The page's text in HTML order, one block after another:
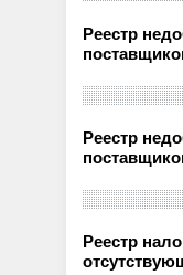
Реестр
Реестр
Реестр